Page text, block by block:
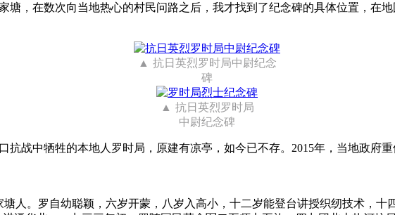
塘，在数次向当地热心的村民问路之后，我才找到了纪念碑的具体位置，在
抗日英烈罗时局中尉纪念
碑
抗日英烈罗时局
中尉纪念碑
抗战中牺牲的本地人罗时局，原建有凉亭，如今已不存。2015年，当地政府
人。罗自幼聪颖，六岁开蒙，八岁入高小，十二岁能登台讲授织纫技术，十